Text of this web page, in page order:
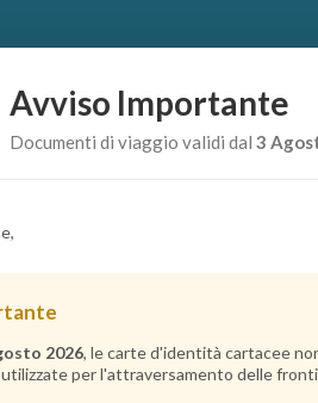
Home Chi Siamo Offerte Crociere
Avviso Importante
Documenti di viaggio validi dal 3
2026, le carte d'identità cartacee
per l'attraversamento delle